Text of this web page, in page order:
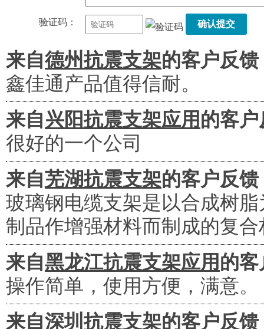
验证码： 确认提交
来自德州抗震支架的客户反馈
鑫佳通产品值得信耐。
来自兴阳抗震支架应用 的客户
很好的一个公司
来自芜湖抗震支架的客户反馈
玻璃钢电缆支架是以合成树
制品作增强材料而制成的复
来自黑龙江抗震支架应用 的
操作简单，使用方便，满意。
来自深圳抗震支架的客户反馈